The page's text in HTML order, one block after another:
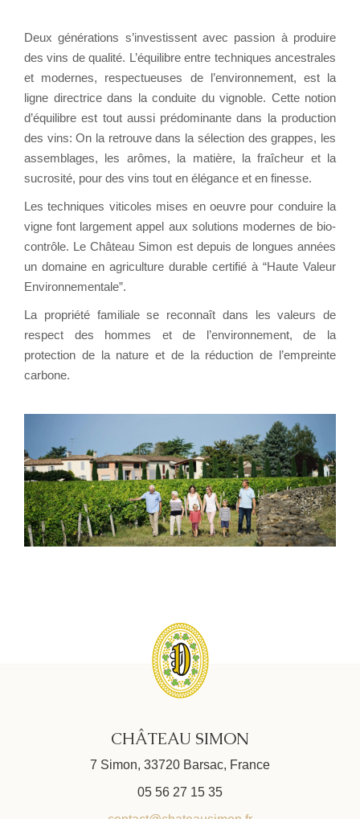
Deux générations s’investissent avec passion à produire
des vins de qualité. L’équilibre entre techniques ancestrales
et modernes, respectueuses de l’environnement, est la
ligne directrice dans la conduite du vignoble. Cette notion
d’équilibre est tout aussi prédominante dans la production
des vins: On la retrouve dans la sélection des grappes, les
assemblages, les arômes, la matière, la fraîcheur et la
sucrosité, pour des vins tout en élégance et en finesse.
Les techniques viticoles mises en oeuvre pour conduire la
vigne font largement appel aux solutions modernes de bio-
contrôle. Le Château Simon est depuis de longues années
un domaine en agriculture durable certifié à “Haute Valeur
Environnementale”.
La propriété familiale se reconnaît dans les valeurs de
respect des hommes et de l’environnement, de la
protection de la nature et de la réduction de l’empreinte
carbone.
CHÂTEAU SIMON
7 Simon, 33720 Barsac, France
05 56 27 15 35